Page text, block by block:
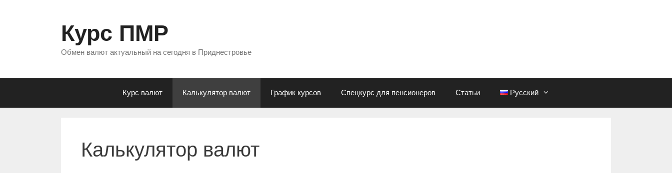
Курс ПМР
Обмен валют актуальный на сегодня в Приднестровье
Курс валют Калькулятор валют График курсов Спецкурс для пенсионеров Статьи Русский
Калькулятор валют